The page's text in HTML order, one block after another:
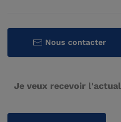
Nous contacter
Je veux recevoir